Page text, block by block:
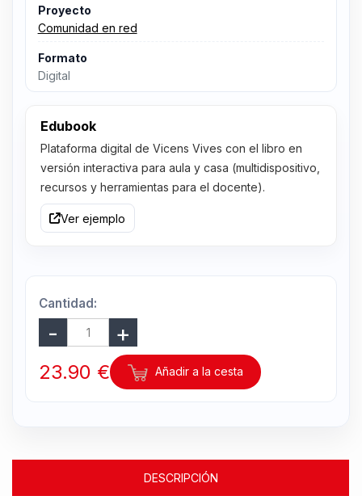
Proyecto
Comunidad en red
Formato
Digital
Edubook
Plataforma digital de Vicens Vives con el libro en
versión interactiva para aula y casa (multidispositivo,
recursos y herramientas para el docente).
Ver ejemplo
Cantidad:
23.90 € Añadir a la cesta
DESCRIPCIÓN